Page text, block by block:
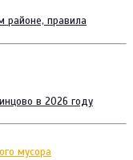
районе, правила
в 2026 году